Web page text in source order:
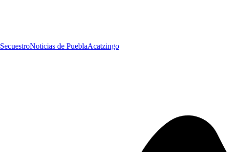
SecuestroNoticias de PueblaAcatzingo